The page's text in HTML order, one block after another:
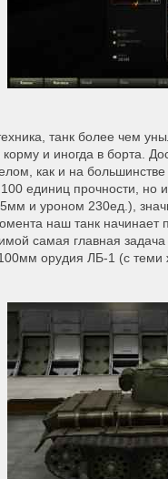
танк более чем
и иногда в борта.
как и на
единиц прочности,
и уроном 230ед.),
наш танк
самая главная
орудия ЛБ-1 (с